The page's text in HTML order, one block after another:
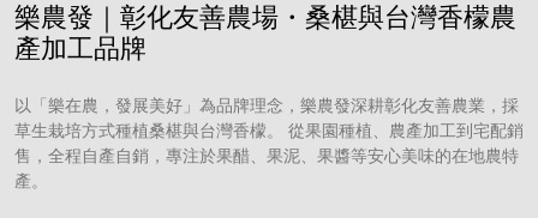
樂農發｜彰化友善農場・桑椹與台灣香檬農
產加工品牌
以「樂在農，發展美好」為品牌理念，樂農發深耕彰化友善農業，採
草生栽培方式種植桑椹與台灣香檬。 從果園種植、農產加工到宅配銷
售，全程自產自銷，專注於果醋、果泥、果醬等安心美味的在地農特
產。